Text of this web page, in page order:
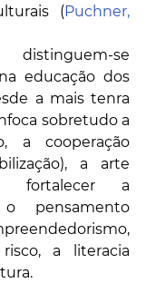
( Puchner,
se
educação dos
a mais tenra
sobretudo a
a cooperação
a arte
fortalecer a
pensamento
a literacia